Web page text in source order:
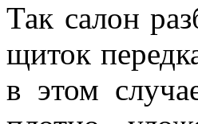
Так салон
щиток
в этом